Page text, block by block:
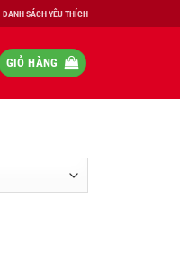
DANH SÁCH YÊU THÍCH
GIỎ HÀNG